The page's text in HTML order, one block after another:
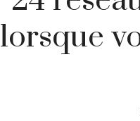
lorsque